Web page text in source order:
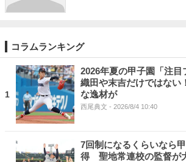
コラムランキング
1
2026年夏の甲子園「注
織田や末吉だけではない
な逸材が
西尾典文 - 2026/8/4 10:40
7回制になるくらいなら
得 聖地常連校の監督が